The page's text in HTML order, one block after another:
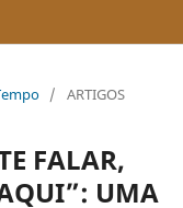
/ ARTIGOS
FALAR,
UMA